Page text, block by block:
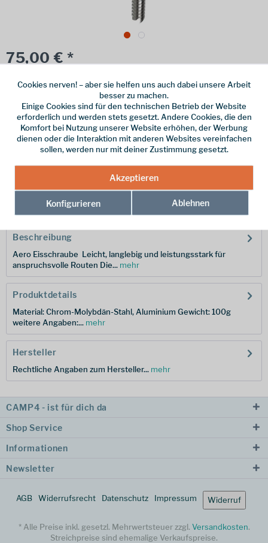
75,00 € *
Ladenabholung
vorrätig | Lieferzeit 1-3 Werktage
In denWarenkorb
Hersteller-Nr.:
Beschreibung
Aero Eisschraube  Leicht, langlebig und leistungsstark für
anspruchsvolle Routen Die... mehr
Produktdetails
Material: Chrom-Molybdän-Stahl, Aluminium Gewicht: 100g
weitere Angaben:... mehr
Hersteller
Rechtliche Angaben zum Hersteller... mehr
CAMP4 - ist für dich da
Shop Service
Informationen
Newsletter
AGB Widerrufsrecht Datenschutz Impressum Widerruf
* Alle Preise inkl. gesetzl. Mehrwertsteuer zzgl. Versandkosten.
Streichpreise sind ehemalige Verkaufspreise.
Cookies nerven! – aber sie helfen uns auch dabei unsere Arbeit
besser zu machen.
Einige Cookies sind für den technischen Betrieb der Website
erforderlich und werden stets gesetzt. Andere Cookies, die den
Komfort bei Nutzung unserer Website erhöhen, der Werbung
dienen oder die Interaktion mit anderen Websites vereinfachen
sollen, werden nur mit deiner Zustimmung gesetzt.
Akzeptieren
Konfigurieren Ablehnen